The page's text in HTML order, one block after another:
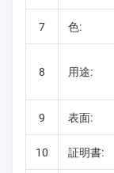
7 色:
8 用途:
9 表面:
10 証明書: